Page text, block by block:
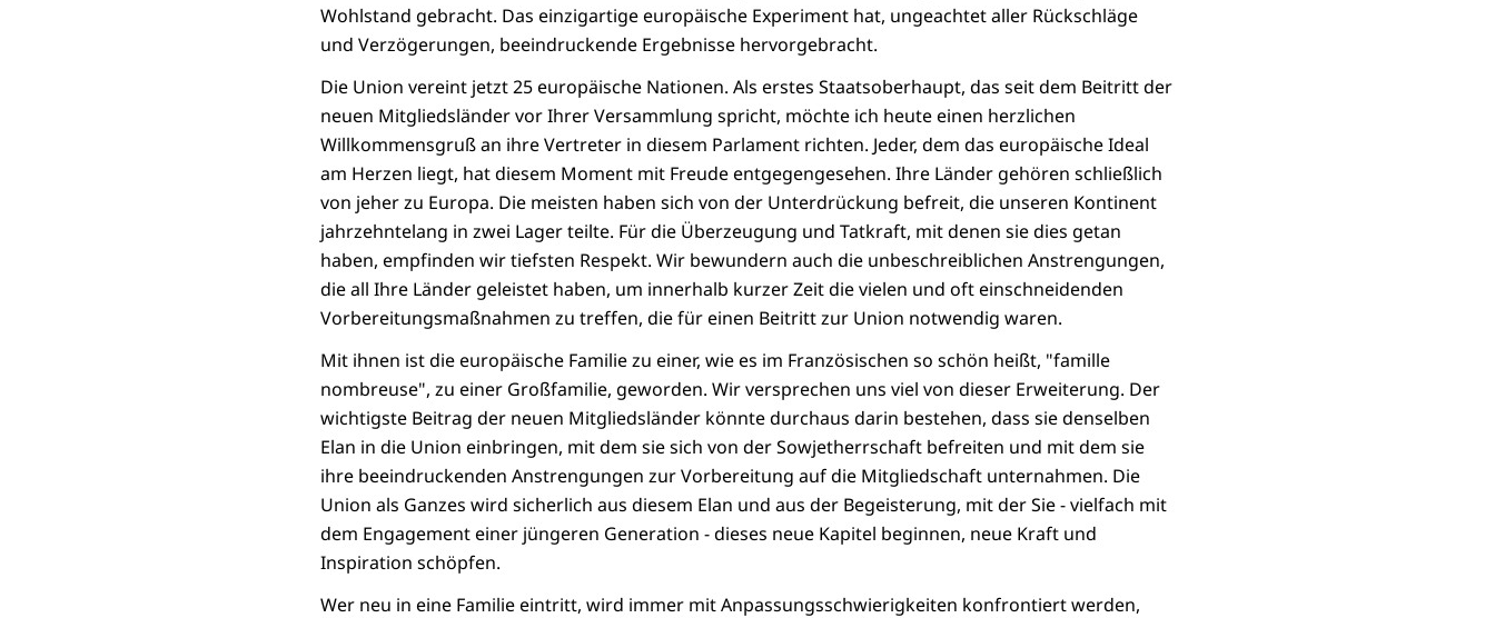
Wohlstand gebracht. Das einzigartige europäische Experiment hat, ungeachtet aller Rückschläge
und Verzögerungen, beeindruckende Ergebnisse hervorgebracht.
Die Union vereint jetzt 25 europäische Nationen. Als erstes Staatsoberhaupt, das seit dem Beitritt der
neuen Mitgliedsländer vor Ihrer Versammlung spricht, möchte ich heute einen herzlichen
Willkommensgruß an ihre Vertreter in diesem Parlament richten. Jeder, dem das europäische Ideal
am Herzen liegt, hat diesem Moment mit Freude entgegengesehen. Ihre Länder gehören schließlich
von jeher zu Europa. Die meisten haben sich von der Unterdrückung befreit, die unseren Kontinent
jahrzehntelang in zwei Lager teilte. Für die Überzeugung und Tatkraft, mit denen sie dies getan
haben, empfinden wir tiefsten Respekt. Wir bewundern auch die unbeschreiblichen Anstrengungen,
die all Ihre Länder geleistet haben, um innerhalb kurzer Zeit die vielen und oft einschneidenden
Vorbereitungsmaßnahmen zu treffen, die für einen Beitritt zur Union notwendig waren.
Mit ihnen ist die europäische Familie zu einer, wie es im Französischen so schön heißt, "famille
nombreuse", zu einer Großfamilie, geworden. Wir versprechen uns viel von dieser Erweiterung. Der
wichtigste Beitrag der neuen Mitgliedsländer könnte durchaus darin bestehen, dass sie denselben
Elan in die Union einbringen, mit dem sie sich von der Sowjetherrschaft befreiten und mit dem sie
ihre beeindruckenden Anstrengungen zur Vorbereitung auf die Mitgliedschaft unternahmen. Die
Union als Ganzes wird sicherlich aus diesem Elan und aus der Begeisterung, mit der Sie - vielfach mit
dem Engagement einer jüngeren Generation - dieses neue Kapitel beginnen, neue Kraft und
Inspiration schöpfen.
Wer neu in eine Familie eintritt, wird immer mit Anpassungsschwierigkeiten konfrontiert werden,